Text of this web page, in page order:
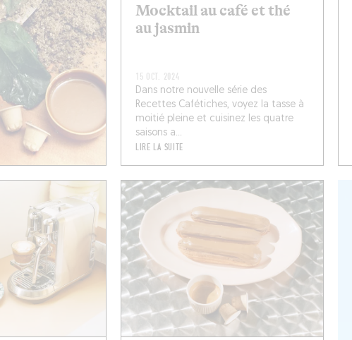
Mocktail au café et thé
au jasmin
15 OCT. 2024
Dans notre nouvelle série des
Recettes Cafétiches, voyez la tasse à
moitié pleine et cuisinez les quatre
saisons a...
LIRE LA SUITE